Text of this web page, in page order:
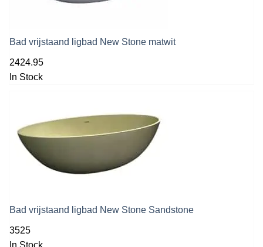
Bad vrijstaand ligbad New Stone matwit
2424.95
In Stock
Bad vrijstaand ligbad New Stone Sandstone
3525
In Stock